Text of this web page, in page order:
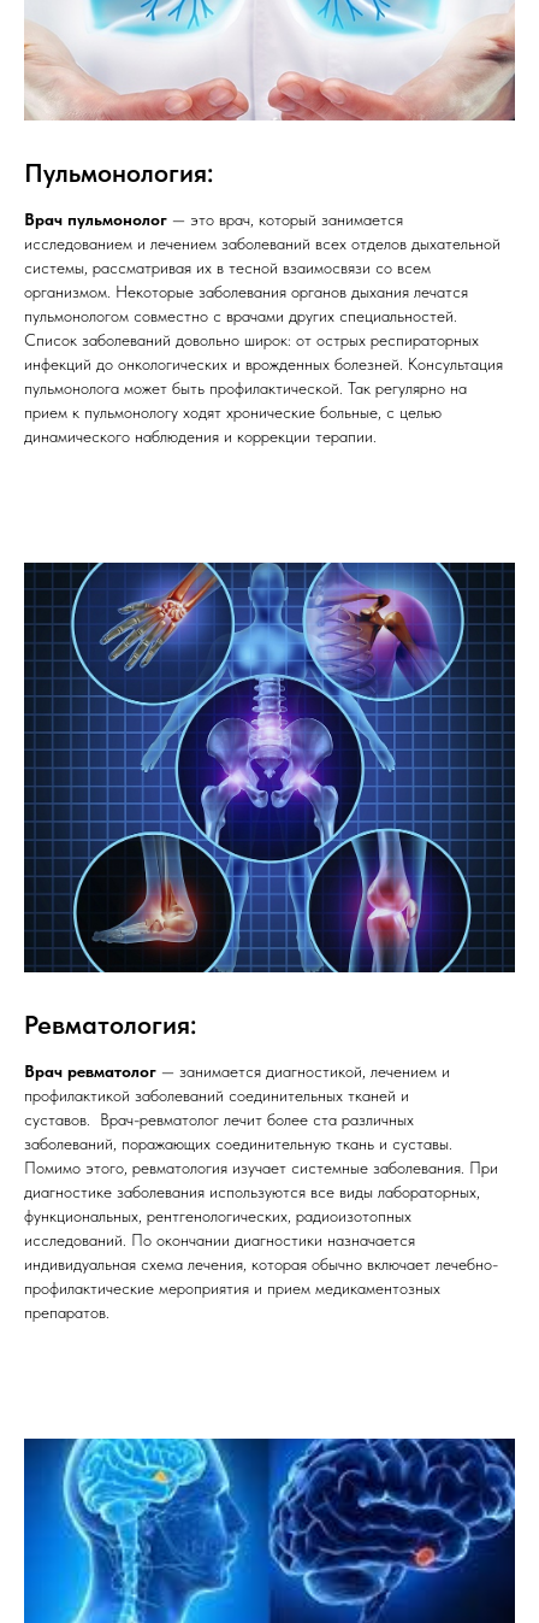
Пульмонология:
Врач пульмонолог — это врач, который занимается
исследованием и лечением заболеваний всех отделов дыхательной
системы, рассматривая их в тесной взаимосвязи со всем
организмом. Некоторые заболевания органов дыхания лечатся
пульмонологом совместно с врачами других специальностей.
Список заболеваний довольно широк: от острых респираторных
инфекций до онкологических и врожденных болезней. Консультация
пульмонолога может быть профилактической. Так регулярно на
прием к пульмонологу ходят хронические больные, с целью
динамического наблюдения и коррекции терапии.
Ревматология:
Врач ревматолог — занимается диагностикой, лечением и
профилактикой заболеваний соединительных тканей и
суставов. Врач-ревматолог лечит более ста различных
заболеваний, поражающих соединительную ткань и суставы.
Помимо этого, ревматология изучает системные заболевания. При
диагностике заболевания используются все виды лабораторных,
функциональных, рентгенологических, радиоизотопных
исследований. По окончании диагностики назначается
индивидуальная схема лечения, которая обычно включает лечебно-
профилактические мероприятия и прием медикаментозных
препаратов.